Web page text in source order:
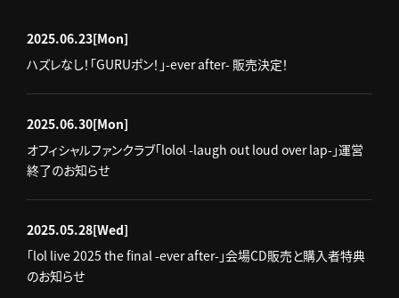
2025.06.23[Mon]
ハズレなし！「GURUポン！」-ever after- 販売決定！
2025.06.30[Mon]
オフィシャルファンクラブ「lolol -laugh out loud over lap-」運営
終了のお知らせ
2025.05.28[Wed]
「lol live 2025 the final -ever after-」会場CD販売と購入者特典
のお知らせ